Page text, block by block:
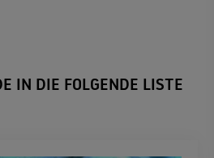
IN DIE FOLGENDE LISTE